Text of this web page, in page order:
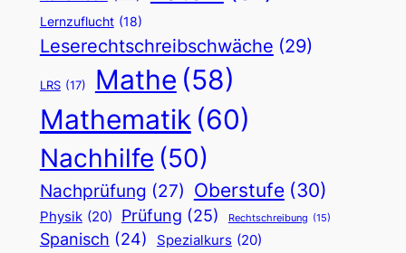
Lernzuflucht (18)
Leserechtschreibschwäche (29)
LRS (17) Mathe (58)
Mathematik (60)
Nachhilfe (50)
Nachprüfung (27) Oberstufe (30)
Physik (20) Prüfung (25) Rechtschreibung (15)
Spanisch (24) Spezialkurs (20)